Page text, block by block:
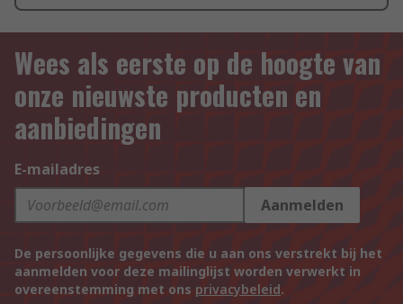
Wees als eerste op de hoogte van
onze nieuwste producten en
aanbiedingen
E-mailadres
Aanmelden
De persoonlijke gegevens die u aan ons verstrekt bij het
aanmelden voor deze mailinglijst worden verwerkt in
overeenstemming met ons privacybeleid.